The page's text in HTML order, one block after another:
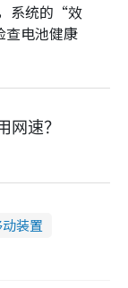
系统的“效
电池健康
速？
装置